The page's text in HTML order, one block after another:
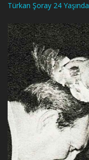
Türkan Şoray 24 Yaşında